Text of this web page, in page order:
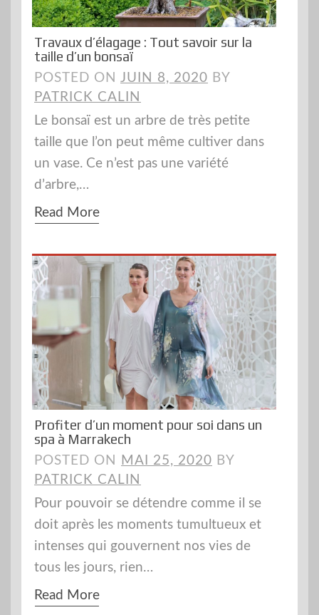
Travaux d’élagage : Tout savoir sur la
taille d’un bonsaï
POSTED ON JUIN 8, 2020 BY
PATRICK CALIN
Le bonsaï est un arbre de très petite
taille que l’on peut même cultiver dans
un vase. Ce n’est pas une variété
d’arbre,…
Read More
Profiter d’un moment pour soi dans un
spa à Marrakech
POSTED ON MAI 25, 2020 BY
PATRICK CALIN
Pour pouvoir se détendre comme il se
doit après les moments tumultueux et
intenses qui gouvernent nos vies de
tous les jours, rien…
Read More